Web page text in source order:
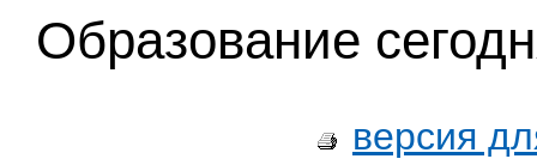
Образование
версия